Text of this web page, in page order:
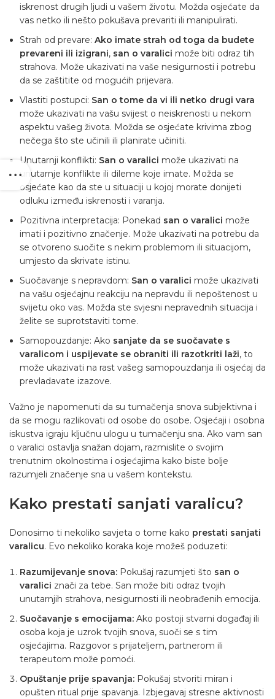
iskrenost drugih ljudi u vašem životu. Možda osjećate da
vas netko ili nešto pokušava prevariti ili manipulirati.
Strah od prevare: Ako imate strah od toga da budete
prevareni ili izigrani, san o varalici može biti odraz tih
strahova. Može ukazivati ​​na vaše nesigurnosti i potrebu
da se zaštitite od mogućih prijevara.
Vlastiti postupci: San o tome da vi ili netko drugi vara
može ukazivati ​​na vašu svijest o neiskrenosti u nekom
aspektu vašeg života. Možda se osjećate krivima zbog
nečega što ste učinili ili planirate učiniti.
Unutarnji konflikti: San o varalici može ukazivati ​​na
unutarnje konflikte ili dileme koje imate. Možda se
osjećate kao da ste u situaciji u kojoj morate donijeti
odluku između iskrenosti i varanja.
Pozitivna interpretacija: Ponekad san o varalici može
imati i pozitivno značenje. Može ukazivati ​​na potrebu da
se otvoreno suočite s nekim problemom ili situacijom,
umjesto da skrivate istinu.
Suočavanje s nepravdom: San o varalici može ukazivati ​​
na vašu osjećajnu reakciju na nepravdu ili nepoštenost u
svijetu oko vas. Možda ste svjesni nepravednih situacija i
želite se suprotstaviti tome.
Samopouzdanje: Ako sanjate da se suočavate s
varalicom i uspijevate se obraniti ili razotkriti laži, to
može ukazivati ​​na rast vašeg samopouzdanja ili osjećaj da
prevladavate izazove.
Važno je napomenuti da su tumačenja snova subjektivna i
da se mogu razlikovati od osobe do osobe. Osjećaji i osobna
iskustva igraju ključnu ulogu u tumačenju sna. Ako vam san
o varalici ostavlja snažan dojam, razmislite o svojim
trenutnim okolnostima i osjećajima kako biste bolje
razumjeli značenje sna u vašem kontekstu.
Kako prestati sanjati varalicu?
Donosimo ti nekoliko savjeta o tome kako prestati sanjati
varalicu. Evo nekoliko koraka koje možeš poduzeti:
Razumijevanje snova: Pokušaj razumjeti što san o
varalici znači za tebe. San može biti odraz tvojih
unutarnjih strahova, nesigurnosti ili neobrađenih emocija.
Suočavanje s emocijama: Ako postoji stvarni događaj ili
osoba koja je uzrok tvojih snova, suoči se s tim
osjećajima. Razgovor s prijateljem, partnerom ili
terapeutom može pomoći.
Opuštanje prije spavanja: Pokušaj stvoriti miran i
opušten ritual prije spavanja. Izbjegavaj stresne aktivnosti